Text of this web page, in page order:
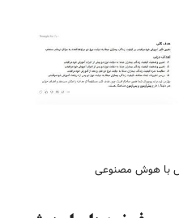
با هوش مصنوعی